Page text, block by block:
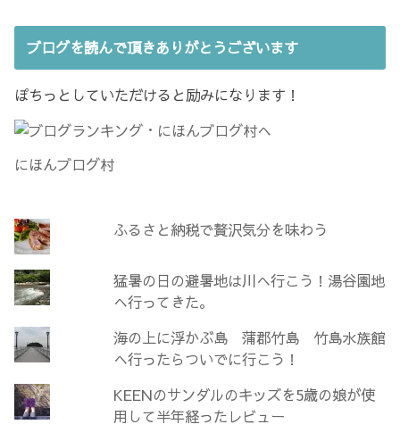
ブログを読んで頂きありがとうございます
ぽちっとしていただけると励みになります！
にほんブログ村
ふるさと納税で贅沢気分を味わう
猛暑の日の避暑地は川へ行こう！湯谷園地
へ行ってきた。
海の上に浮かぶ島 蒲郡竹島 竹島水族館
へ行ったらついでに行こう！
KEENのサンダルのキッズを5歳の娘が使
用して半年経ったレビュー